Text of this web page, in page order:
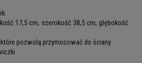
17,5 cm, szerokość 38,5 cm, głębokość
które pozwolą przymocować do ściany